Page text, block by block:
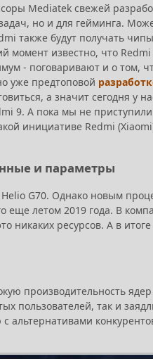
Mediatek свежей
но и для гейминга.
также будут получать
момент известно, что
- поговаривают и о том,
уже предтоповой
а значит сегодня у
9. А пока мы не
инициативе Redmi
и параметры
G70. Однако новым
еще летом 2019 года. В
никаких ресурсов. А в итоге
производительность ядер
пользователей, так и
альтернативами